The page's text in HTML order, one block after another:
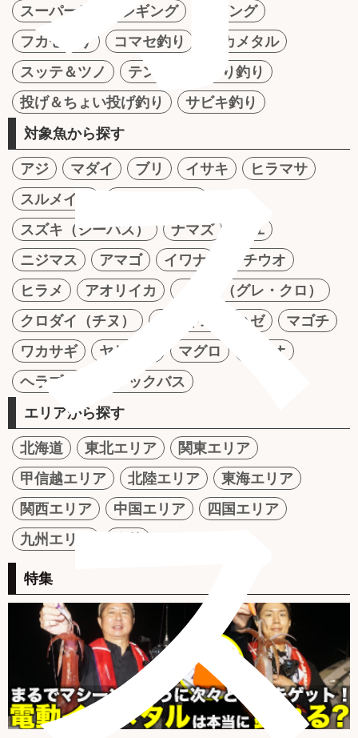
ス
ス
スーパーライトジギング
ジギング
フカセ釣り
コマセ釣り
イカメタル
スッテ＆ツノ
テンヤ
かかり釣り
投げ＆ちょい投げ釣り
サビキ釣り
対象魚から探す
アジ マダイ ブリ イサキ
ヒラマサ
スルメイカ
スズキ（シーバス）
ナマズ
アユ
ニジマス
アマゴ イワナ
タチウオ
ヒラメ
アオリイカ
メジナ（グレ・クロ）
クロダイ（チヌ）
シロギス ハゼ
マゴチ
ワカサギ
ヤリイカ マグロ
カツオ
ヘラブナ
ブラックバス
エリアから探す
北海道 東北エリア
関東エリア
甲信越エリア
北陸エリア
東海エリア
関西エリア
中国エリア
四国エリア
九州エリア
特集